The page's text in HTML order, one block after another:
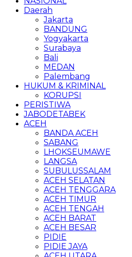
Daerah
Jakarta
BANDUNG
Yogyakarta
Surabaya
Bali
MEDAN
Palembang
HUKUM & KRIMINAL
KORUPSI
PERISTIWA
JABODETABEK
ACEH
BANDA ACEH
SABANG
LHOKSEUMAWE
LANGSA
SUBULUSSALAM
ACEH SELATAN
ACEH TENGGARA
ACEH TIMUR
ACEH TENGAH
ACEH BARAT
ACEH BESAR
PIDIE
PIDIE JAYA